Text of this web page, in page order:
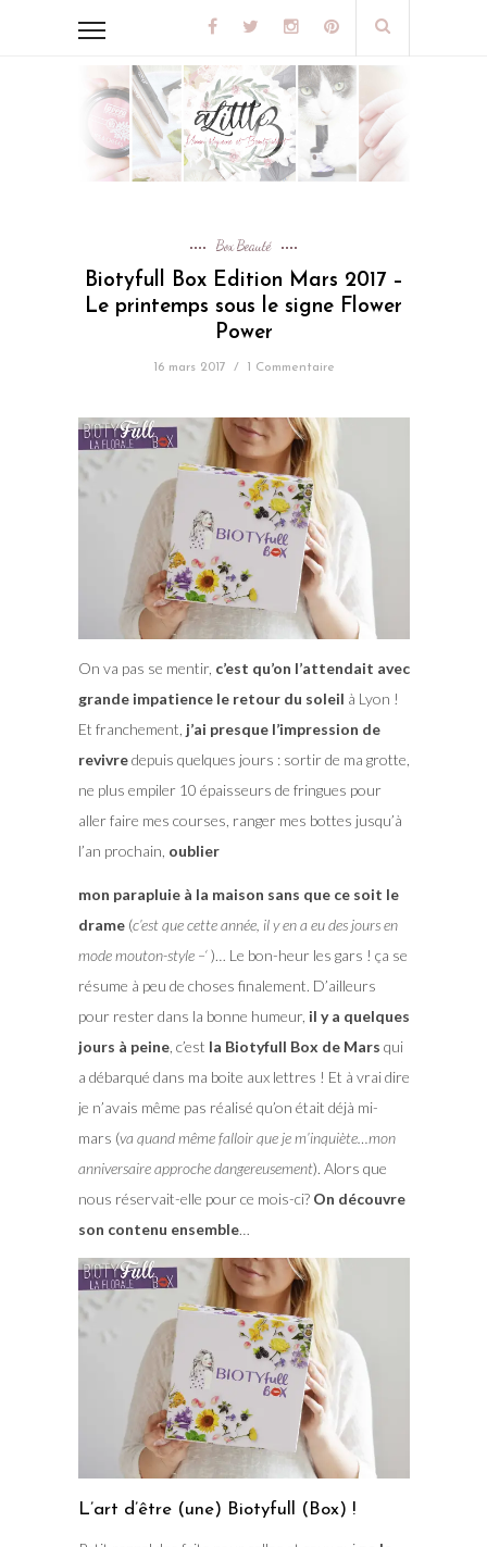
Box Beauté
Biotyfull Box Edition Mars 2017 –
Le printemps sous le signe Flower
Power
16 mars 2017 / 1 Commentaire
On va pas se mentir, c’est qu’on l’attendait avec
grande impatience le retour du soleil à Lyon !
Et franchement, j’ai presque l’impression de
revivredepuis quelques jours : sortir de ma grotte,
ne plus empiler 10 épaisseurs de fringues pour
aller faire mes courses, ranger mes bottes jusqu’à
l’an prochain, oublier
mon parapluie à la maison sans que ce soit le
drame(c’est que cette année, il y en a eu des jours en
mode mouton-style –‘)… Le bon-heur les gars ! ça se
résume à peu de choses finalement. D’ailleurs
pour rester dans la bonne humeur, il y a quelques
jours à peine, c’est la Biotyfull Box de Mars qui
a débarqué dans ma boite aux lettres ! Et à vrai dire
je n’avais même pas réalisé qu’on était déjà mi-
mars (va quand même falloir que je m’inquiète…mon
anniversaire approche dangereusement). Alors que
nous réservait-elle pour ce mois-ci? On découvre
son contenu ensemble…
L’art d’être (une) Biotyfull (Box) !